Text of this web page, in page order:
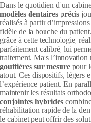
Dans le quotidien d’un
modèles dentaires précis
réalisés à partir
fidèle de la bouche du
grâce à cette technologie,
parfaitement calibré, lui
traitement. Mais l’innovation
gouttières sur mesure pour
atout. Ces dispositifs, légers
l’expérience patient. En
maintenir les résultats
conjointes hybrides
réhabilitation rapide de la
le cabinet peut offrir des